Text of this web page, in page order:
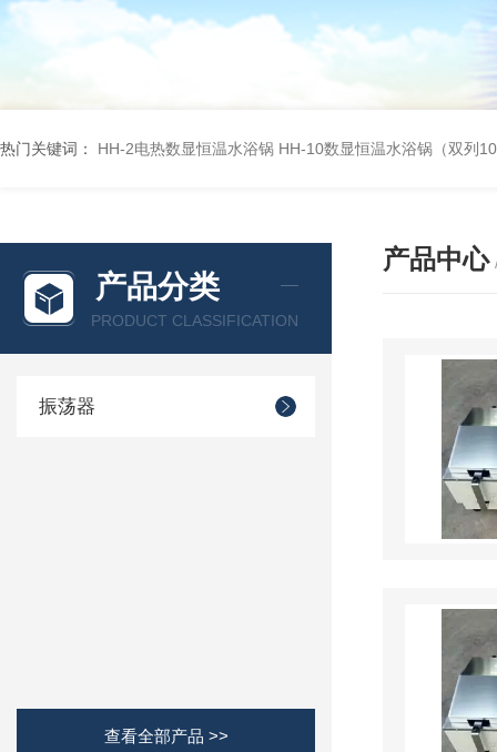
热门关键词： HH-2电热数显恒温水浴锅 HH-10数显恒温水浴锅（双列
产品分类
PRODUCT CLASSIFICATION
振荡器
查看全部产品 >>
产品中心